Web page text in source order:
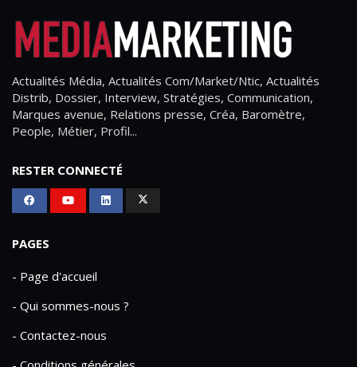
Actualités Média, Actualités Com/Market/Ntic, Actualités
Distrib, Dossier, Interview, Stratégies, Communication,
Marques avenue, Relations presse, Créa, Baromètre,
People, Métier, Profil...
RESTER CONNECTÉ
PAGES
- Page d'accueil
- Qui sommes-nous ?
- Contactez-nous